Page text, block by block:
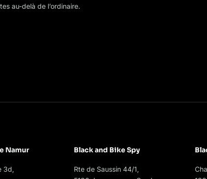
au-delà de l’ordinaire.
Namur
3d,
Black and Bike Spy
Rte de Saussin 44/1,